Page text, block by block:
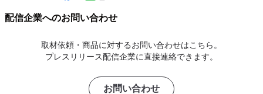
配信企業へのお問い合わせ
取材依頼・商品に対するお問い合わせはこちら。
プレスリリース配信企業に直接連絡できます。
お問い合わせ